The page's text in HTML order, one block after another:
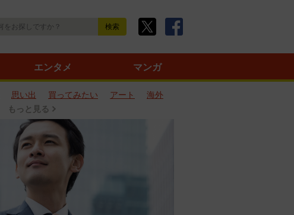
エンタメ マンガ
思い出 買ってみたい アート
海外
もっと見る